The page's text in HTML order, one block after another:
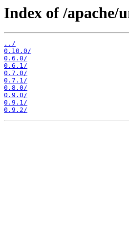
Index of /apache/
../
0.10.0/
0.6.0/
0.6.1/
0.7.0/
0.7.1/
0.8.0/
0.9.0/
0.9.1/
0.9.2/